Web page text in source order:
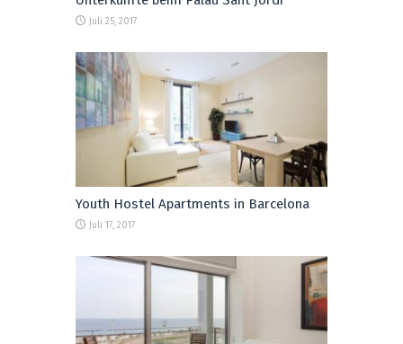
Juli 25, 2017
Youth Hostel Apartments in Barcelona
Juli 17, 2017